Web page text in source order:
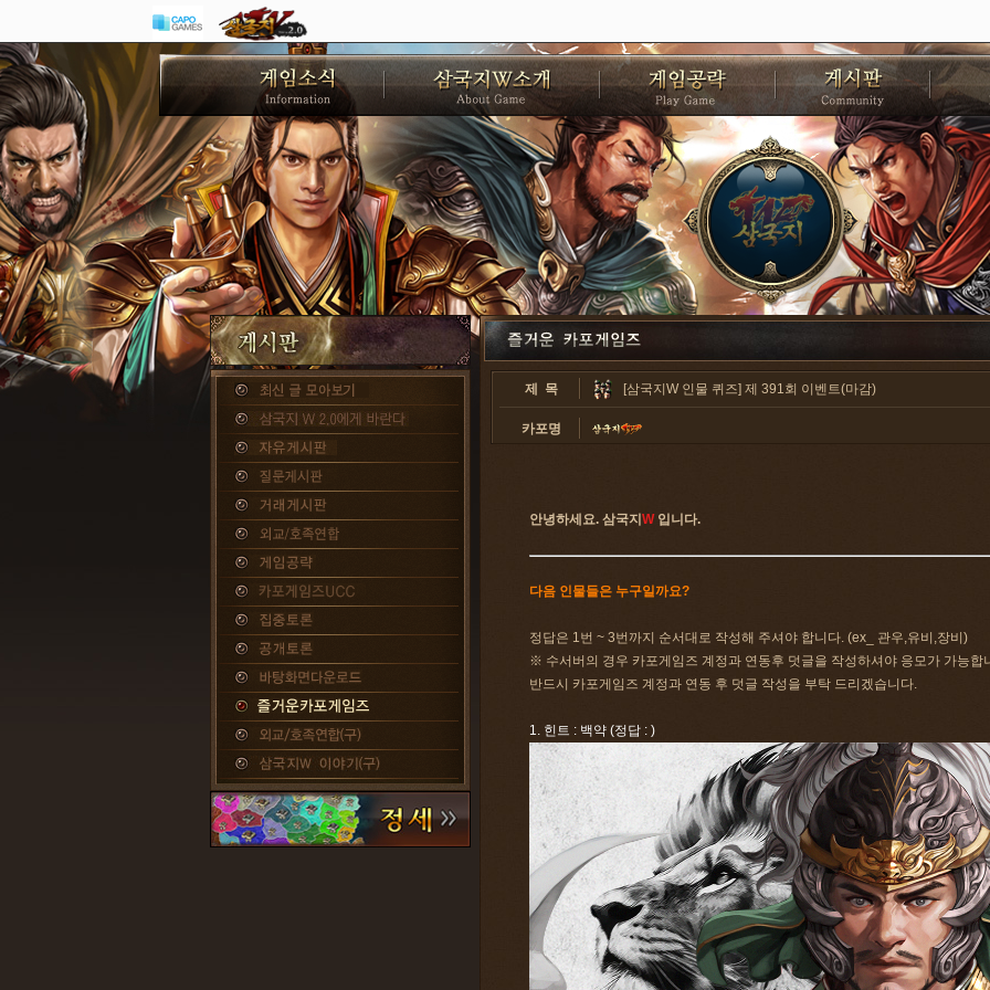
제 목 [삼국지W 인물 퀴즈] 제 391회 이벤트(마감)
카포명
안녕하세요. 삼국지 W입니다.
다음 인물들은 누구일까요?
정답은 1번 ~ 3번까지 순서대로 작성해 주셔야 합니다. (ex_ 관우,유비,장비)
※ 수서버의 경우 카포게임즈 계정과 연동후 덧글을 작성하셔야 응모가 가능합
반드시 카포게임즈 계정과 연동 후 덧글 작성을 부탁 드리겠습니다.
1. 힌트 : 백약 (정답 : )